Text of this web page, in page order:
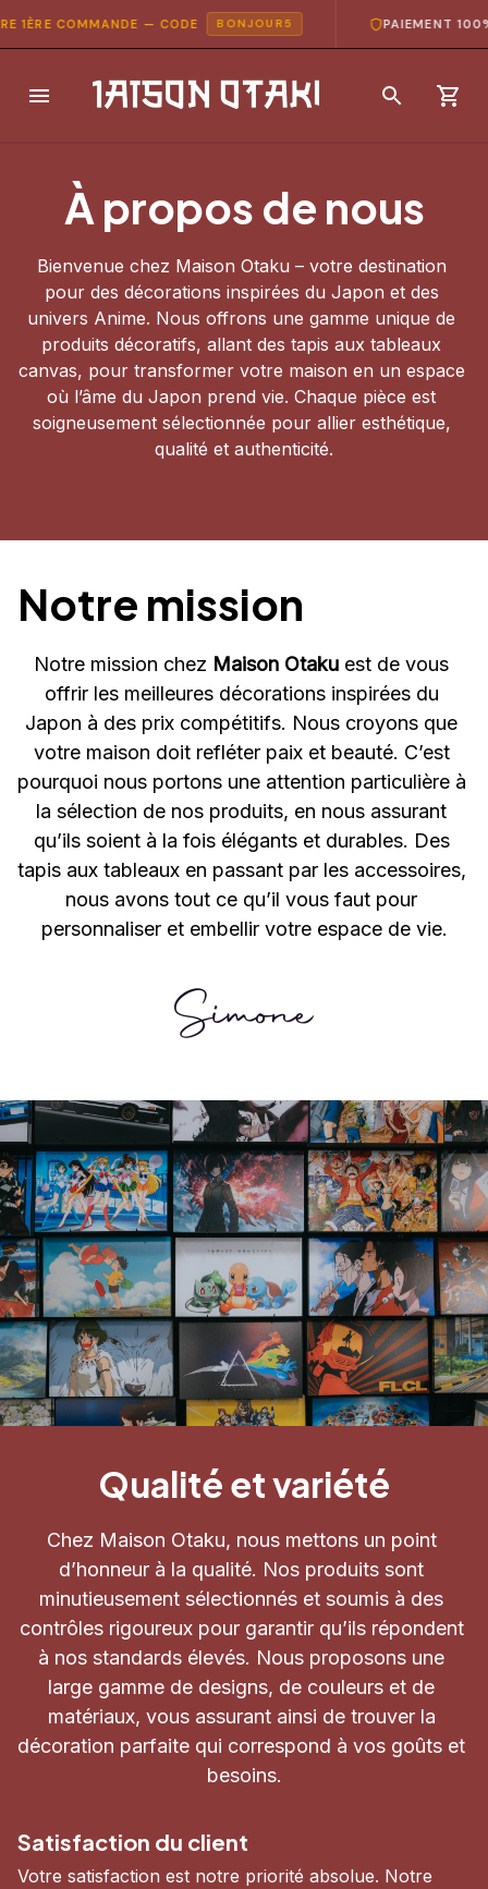
COMMANDE — CODE BONJOUR5 PAIEMENT 100%
À propos de nous
Bienvenue chez Maison Otaku – votre destination
pour des décorations inspirées du Japon et des
univers Anime. Nous offrons une gamme unique de
produits décoratifs, allant des tapis aux tableaux
canvas, pour transformer votre maison en un espace
où l’âme du Japon prend vie. Chaque pièce est
soigneusement sélectionnée pour allier esthétique,
qualité et authenticité.
Notre mission
Notre mission chez Maison Otaku est de vous
offrir les meilleures décorations inspirées du
Japon à des prix compétitifs. Nous croyons que
votre maison doit refléter paix et beauté. C’est
pourquoi nous portons une attention particulière à
la sélection de nos produits, en nous assurant
qu’ils soient à la fois élégants et durables. Des
tapis aux tableaux en passant par les accessoires,
nous avons tout ce qu’il vous faut pour
personnaliser et embellir votre espace de vie.
Qualité et variété
Chez Maison Otaku, nous mettons un point
d’honneur à la qualité. Nos produits sont
minutieusement sélectionnés et soumis à des
contrôles rigoureux pour garantir qu’ils répondent
à nos standards élevés. Nous proposons une
large gamme de designs, de couleurs et de
matériaux, vous assurant ainsi de trouver la
décoration parfaite qui correspond à vos goûts et
besoins.
Satisfaction du client
Votre satisfaction est notre priorité absolue. Notre